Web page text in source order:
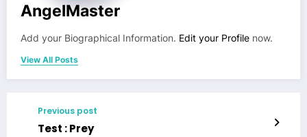
AngelMaster
Add your Biographical Information. Edit your Profile now.
View All Posts
Previous post
Test : Prey